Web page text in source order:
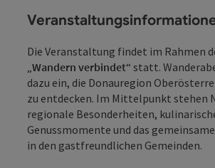
Die Veranstaltung findet im Rahmen
Wandern verbindet“ statt.
dazu ein, die Donauregion
zu entdecken. Im Mittelpunkt stehen
regionale Besonderheiten,
Genussmomente und das
in den gastfreundlichen Gemeinden.